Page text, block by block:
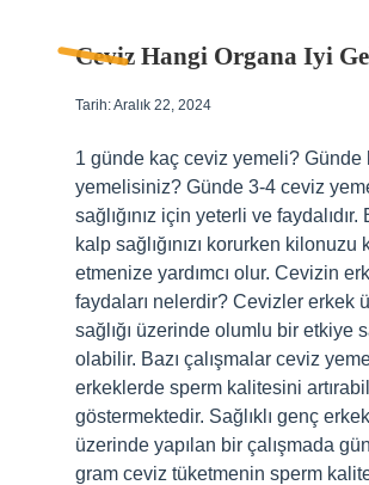
Ceviz Hangi Organa Iyi
Tarih: Aralık 22, 2024
1 günde kaç ceviz yemeli? Günde
yemelisiniz? Günde 3-4 ceviz
sağlığınız için yeterli ve faydalıdır.
kalp sağlığınızı korurken kilonuzu
etmenize yardımcı olur. Cevizin
faydaları nelerdir? Cevizler erkek
sağlığı üzerinde olumlu bir etkiye
olabilir. Bazı çalışmalar ceviz
erkeklerde sperm kalitesini
göstermektedir. Sağlıklı genç
üzerinde yapılan bir çalışmada
gram ceviz tüketmenin sperm